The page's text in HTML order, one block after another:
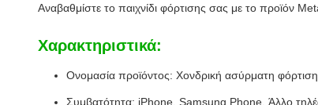
Αναβαθμίστε το παιχνίδι φόρτισης σας με το προϊόν
Χαρακτηριστικά:
Ονομασία προϊόντος: Χονδρική ασύρματη φόρτιση
Συμβατότητα: iPhone, Samsung Phone, Άλλο